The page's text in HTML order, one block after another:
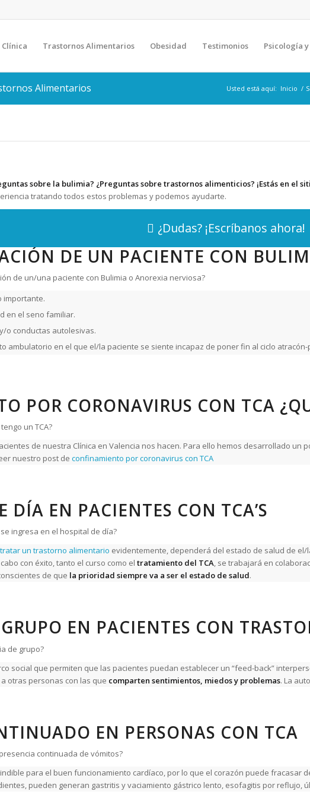
Clínica Trastornos Alimentarios Obesidad Testimonios Psicología
Alimentarios Usted está aquí: Inicio /
sobre la bulimia? ¿Preguntas sobre trastornos alimenticios? ¡Estás en el
tratando todos estos problemas y podemos ayudarte.
¿Dudas? ¡Escríbanos ahora!
DE UN PACIENTE CON
de un/una paciente con Bulimia o Anorexia nerviosa?
importante.
en el seno familiar.
o conductas autolesivas.
ambulatorio en el que el/la paciente se siente incapaz de poner fin al ciclo atracón-
POR CORONAVIRUS CON TCA
un TCA?
de nuestra Clínica en Valencia nos hacen. Para ello hemos desarrollado un
nuestro post de confinamiento por coronavirus con TCA
DÍA EN PACIENTES CON TCA’S
ingresa en el hospital de día?
un trastorno alimentario evidentemente, dependerá del estado de salud de
con éxito, tanto el curso como el tratamiento del TCA, se trabajará en
de que la prioridad siempre va a ser el estado de salud.
EN PACIENTES CON
de grupo?
social que permiten que las pacientes puedan establecer un “feed-back”
otras personas con las que comparten sentimientos, miedos y problemas. La
EN PERSONAS CON TCA
continuada de vómitos?
para el buen funcionamiento cardíaco, por lo que el corazón puede
pueden generan gastritis y vaciamiento gástrico lento, esofagitis por reflujo,